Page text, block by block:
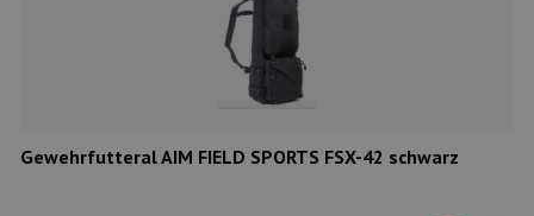
Gewehrfutteral AIM FIELD SPORTS FSX-42 schwarz